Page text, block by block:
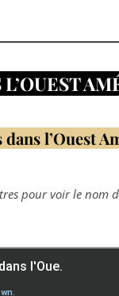
l’Ouest
pour voir le nom